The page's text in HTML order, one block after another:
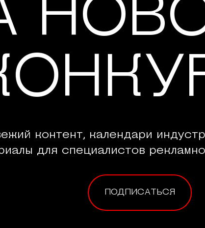
контент, календари
для специалистов
ПОДПИСАТЬСЯ